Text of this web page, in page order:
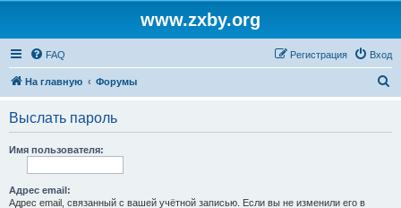
www.zxby.org
FAQ Вход
Регистрация
На главную Форумы
Выслать пароль
Имя пользователя:
Адрес email:
Адрес email, связанный с вашей учётной записью. Если вы не изменили его в